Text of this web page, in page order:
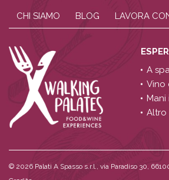
CHI SIAMO BLOG LAVORA
A
Vino
Mani
Altro
© 2026 Palati A Spasso s.r.l., via Paradiso 30,